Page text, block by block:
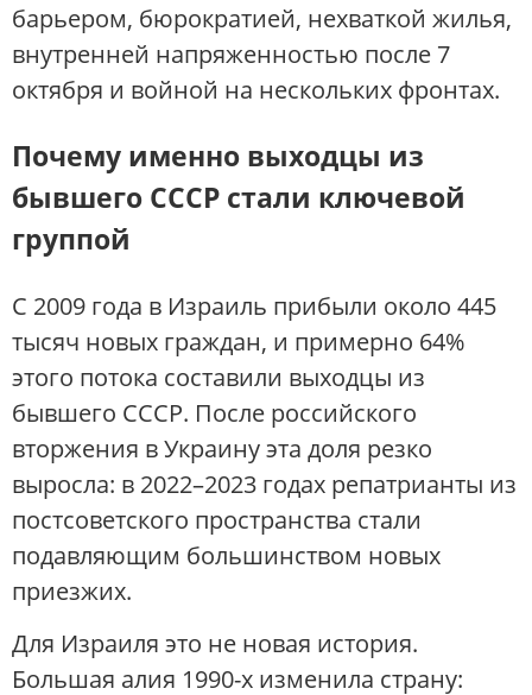
барьером, бюрократией, нехваткой жилья,
внутренней напряженностью после 7
октября и войной на нескольких фронтах.
Почему именно выходцы из
бывшего СССР стали ключевой
группой
С 2009 года в Израиль прибыли около 445
тысяч новых граждан, и примерно 64%
этого потока составили выходцы из
бывшего СССР. После российского
вторжения в Украину эта доля резко
выросла: в 2022–2023 годах репатрианты из
постсоветского пространства стали
подавляющим большинством новых
приезжих.
Для Израиля это не новая история.
Большая алия 1990-х изменила страну: